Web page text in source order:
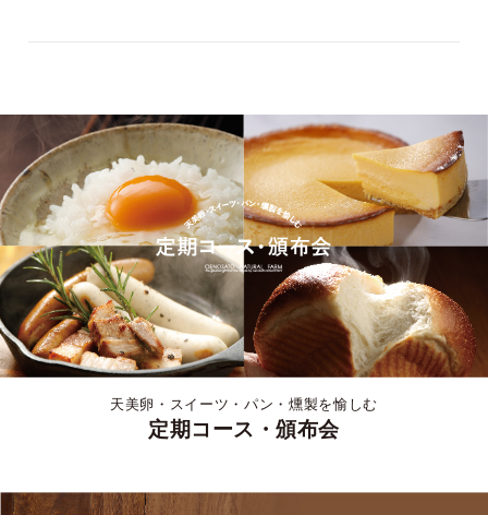
天美卵・スイーツ・パン・燻製を愉しむ
定期コース・頒布会